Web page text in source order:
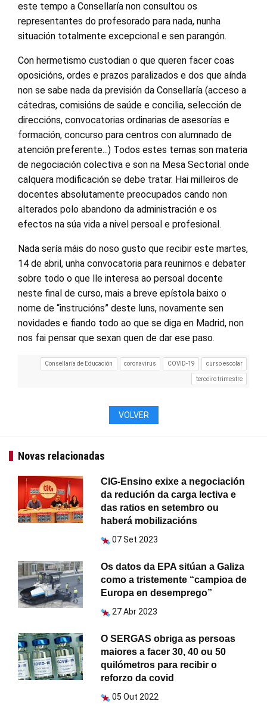
este tempo a Consellaría non consultou os
representantes do profesorado para nada, nunha
situación totalmente excepcional e sen parangón.
Con hermetismo custodian o que queren facer coas
oposicións, ordes e prazos paralizados e dos que aínda
non se sabe nada da previsión da Consellaría (acceso a
cátedras, comisións de saúde e concilia, selección de
direccións, convocatorias ordinarias de asesorías e
formación, concurso para centros con alumnado de
atención preferente...) Todos estes temas son materia
de negociación colectiva e son na Mesa Sectorial onde
calquera modificación se debe tratar. Hai milleiros de
docentes absolutamente preocupados cando non
alterados polo abandono da administración e os
efectos na súa vida a nivel persoal e profesional.
Nada sería máis do noso gusto que recibir este martes,
14 de abril, unha convocatoria para reunirnos e debater
sobre todo o que lle interesa ao persoal docente
neste final de curso, mais a breve epístola baixo o
nome de “instrucións” deste luns, novamente sen
novidades e fiando todo ao que se diga en Madrid, non
nos fai pensar que sexan quen de dar ese paso.
Consellaría de Educación coronavirus COVID-19 curso escolar
terceiro trimestre
VOLVER
Novas relacionadas
CIG-Ensino exixe a negociación
da redución da carga lectiva e
das ratios en setembro ou
haberá mobilizacións
07 Set 2023
Os datos da EPA sitúan a Galiza
como a tristemente “campioa de
Europa en desemprego”
27 Abr 2023
O SERGAS obriga as persoas
maiores a facer 30, 40 ou 50
quilómetros para recibir o
reforzo da covid
05 Out 2022